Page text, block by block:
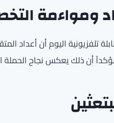
ومواءمة
تلفزيونية اليوم أن أعداد
أن ذلك يعكس نجاح الحملة